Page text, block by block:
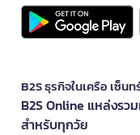
B2S ธุรกิจในเครือ เซ็น
B2S Online แหล่งรว
สำหรับทุกวัย